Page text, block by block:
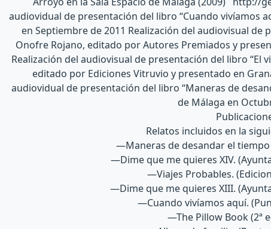
audiovidual de presentación del libro “Cuando vivíamos
en Septiembre de 2011 Realización del audiovisual de
Onofre Rojano, editado por Autores Premiados y
Realización del audiovisual de presentación del libro “El
editado por Ediciones Vitruvio y presentado en
audiovidual de presentación del libro “Maneras de
de Málaga en
Relatos incluidos en la
—Maneras de desandar el tiempo
—Dime que me quieres XIV.
—Viajes Probables.
—Dime que me quieres XIII.
—Cuando vivíamos aquí.
—The Pillow Book (2ª